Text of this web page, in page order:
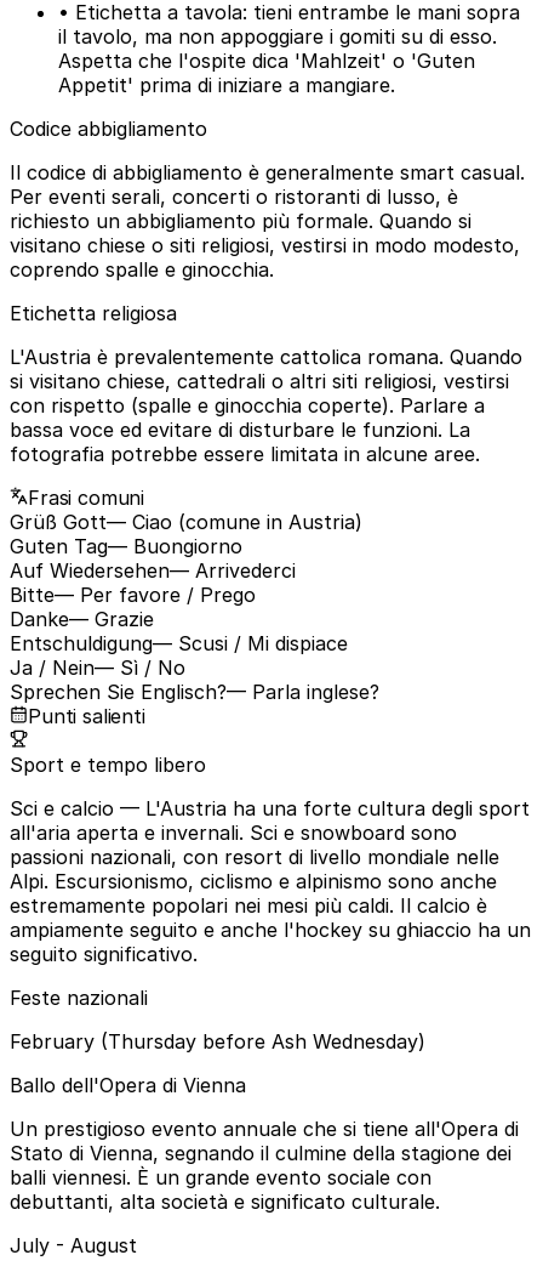
• Etichetta a tavola: tieni entrambe le mani sopra
il tavolo, ma non appoggiare i gomiti su di esso.
Aspetta che l'ospite dica 'Mahlzeit' o 'Guten
Appetit' prima di iniziare a mangiare.
Codice abbigliamento
Il codice di abbigliamento è generalmente smart casual.
Per eventi serali, concerti o ristoranti di lusso, è
richiesto un abbigliamento più formale. Quando si
visitano chiese o siti religiosi, vestirsi in modo modesto,
coprendo spalle e ginocchia.
Etichetta religiosa
L'Austria è prevalentemente cattolica romana. Quando
si visitano chiese, cattedrali o altri siti religiosi, vestirsi
con rispetto (spalle e ginocchia coperte). Parlare a
bassa voce ed evitare di disturbare le funzioni. La
fotografia potrebbe essere limitata in alcune aree.
Frasi comuni
Grüß Gott— Ciao (comune in Austria)
Guten Tag— Buongiorno
Auf Wiedersehen— Arrivederci
Bitte— Per favore / Prego
Danke— Grazie
Entschuldigung— Scusi / Mi dispiace
Ja / Nein— Sì / No
Sprechen Sie Englisch?— Parla inglese?
Punti salienti
Sport e tempo libero
Sci e calcio — L'Austria ha una forte cultura degli sport
all'aria aperta e invernali. Sci e snowboard sono
passioni nazionali, con resort di livello mondiale nelle
Alpi. Escursionismo, ciclismo e alpinismo sono anche
estremamente popolari nei mesi più caldi. Il calcio è
ampiamente seguito e anche l'hockey su ghiaccio ha un
seguito significativo.
Feste nazionali
February (Thursday before Ash Wednesday)
Ballo dell'Opera di Vienna
Un prestigioso evento annuale che si tiene all'Opera di
Stato di Vienna, segnando il culmine della stagione dei
balli viennesi. È un grande evento sociale con
debuttanti, alta società e significato culturale.
July - August